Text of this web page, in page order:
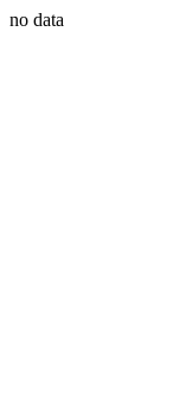
no data